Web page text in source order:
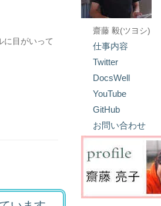
に目がいって
齋藤 毅(ツヨシ)
仕事内容
Twitter
DocsWell
YouTube
GitHub
お問い合わせ